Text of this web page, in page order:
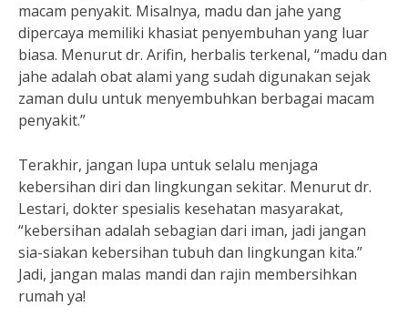
macam penyakit. Misalnya, madu dan jahe yang
dipercaya memiliki khasiat penyembuhan yang luar
biasa. Menurut dr. Arifin, herbalis terkenal, “madu dan
jahe adalah obat alami yang sudah digunakan sejak
zaman dulu untuk menyembuhkan berbagai macam
penyakit.”
Terakhir, jangan lupa untuk selalu menjaga
kebersihan diri dan lingkungan sekitar. Menurut dr.
Lestari, dokter spesialis kesehatan masyarakat,
“kebersihan adalah sebagian dari iman, jadi jangan
sia-siakan kebersihan tubuh dan lingkungan kita.”
Jadi, jangan malas mandi dan rajin membersihkan
rumah ya!